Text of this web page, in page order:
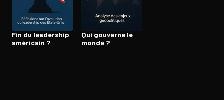
Fin du leadership
américain ?
Qui gouverne le
monde ?